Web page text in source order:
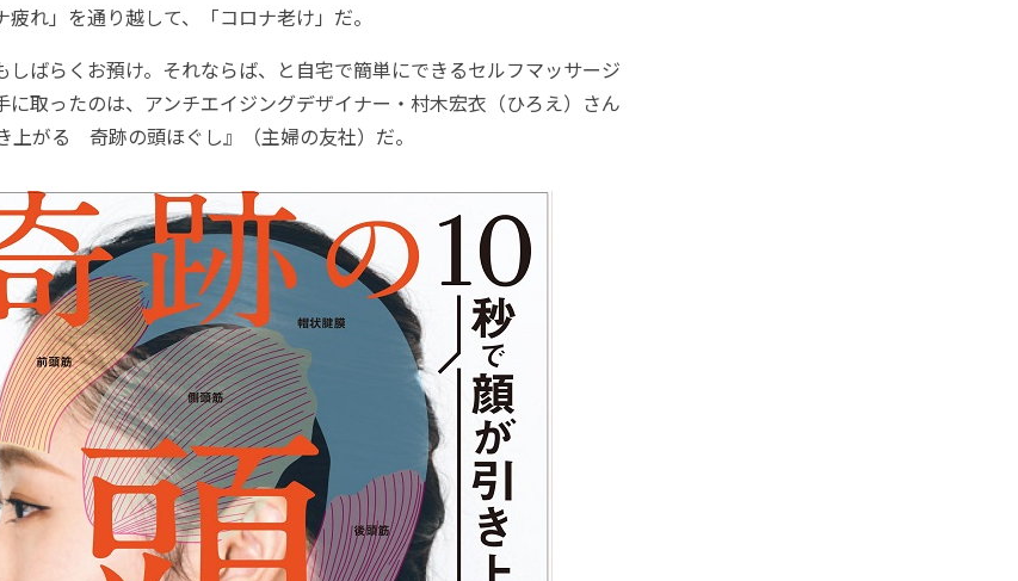
れ」を通り越して、「コロナ老け」だ。
ばらくお預け。それならば、と自宅で簡単にできるセルフマッサージ
に取ったのは、アンチエイジングデザイナー・村木宏衣（ひろえ）さん
上がる 奇跡の頭ほぐし』（主婦の友社）だ。